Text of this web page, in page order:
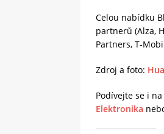
Celou nabídku
partnerů (Alza,
Partners, T-
Zdroj a foto:
Podívejte se i
Elektronika